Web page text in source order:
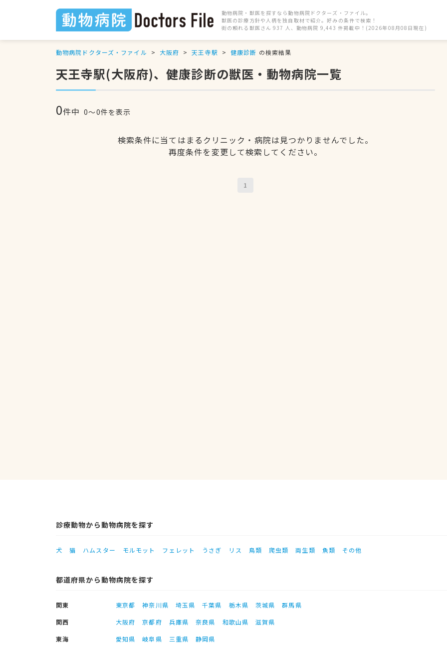
動物病院・獣医を探すなら動物病院ドクターズ・ファイル。
獣医の診療方針や人柄を独自取材で紹介。好みの条件で検索！
街の頼れる獣医さん 937 人、動物病院 9,443 件掲載中！(2026年08月08日現在)
動物病院ドクターズ・ファイル 大阪府 天王寺駅 健康診断 の検索結果
天王寺駅(大阪府)、健康診断の獣医・動物病院一覧
0件中 0〜0件を表示
検索条件に当てはまるクリニック・病院は見つかりませんでした。
再度条件を変更して検索してください。
1
診療動物から動物病院を探す
犬 猫 ハムスター モルモット フェレット うさぎ リス 鳥類 爬虫類 両生類 魚類 その他
都道府県から動物病院を探す
関東 東京都 神奈川県 埼玉県 千葉県 栃木県 茨城県
群馬県
関西
大阪府 京都府 兵庫県 奈良県 和歌山県
滋賀県
東海
愛知県 岐阜県 三重県
静岡県